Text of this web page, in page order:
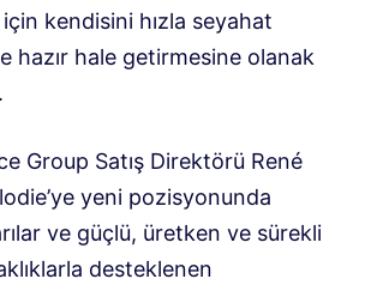
kendisini hızla seyahat
hazır hale getirmesine olanak
Group Satış Direktörü René
yeni pozisyonunda
ve güçlü, üretken ve sürekli
desteklenen